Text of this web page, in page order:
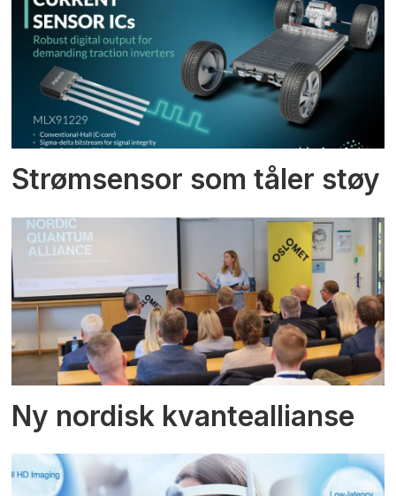
Strømsensor som tåler støy
Ny nordisk kvanteallianse